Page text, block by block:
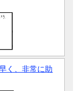
く、非常に助